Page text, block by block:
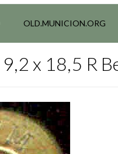
OLD.MUNICION.ORG
9,2 x 18,5 R